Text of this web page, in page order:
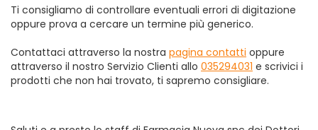
Ti consigliamo di controllare eventuali errori di digitazione
oppure prova a cercare un termine più generico.
Contattaci attraverso la nostra pagina contatti oppure
attraverso il nostro Servizio Clienti allo 035294031 e scrivici i
prodotti che non hai trovato, ti sapremo consigliare.